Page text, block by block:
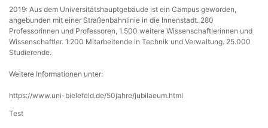
2019: Aus dem Universitätshauptgebäude ist ein Campus geworden,
angebunden mit einer Straßenbahnlinie in die Innenstadt. 280
Professorinnen und Professoren, 1.500 weitere Wissenschaftlerinnen und
Wissenschaftler. 1.200 Mitarbeitende in Technik und Verwaltung. 25.000
Studierende.
Weitere Informationen unter:
https://www.uni-bielefeld.de/50jahre/jubilaeum.html
Test